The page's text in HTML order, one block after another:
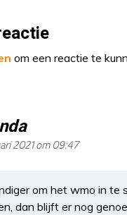
om een reactie te
2021 om 09:47
om het wmo in te
dan blijft er nog